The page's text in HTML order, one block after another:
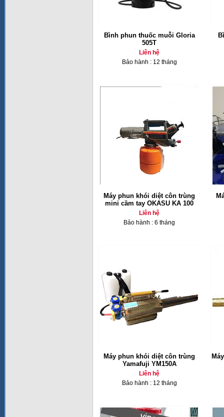
Bình phun thuốc muỗi Gloria
505T
Liên hệ
Bảo hành : 12 tháng
Máy phun khói diệt côn trùng
mini cầm tay OKASU KA 100
Liên hệ
Bảo hành : 6 tháng
Máy phun khói diệt côn trùng
Yamafuji YM150A
Liên hệ
Bảo hành : 12 tháng